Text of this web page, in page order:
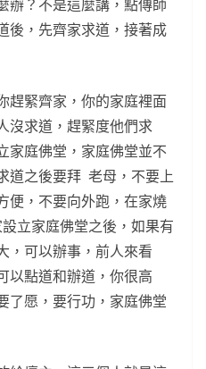
辦？不是這麼講，點傳師
後，先齊家求道，接著成
趕緊齊家，你的家庭裡面
沒求道，趕緊度他們求
家庭佛堂，家庭佛堂並不
道之後要拜 老母，不要上
便，不要向外跑，在家燒
立家庭佛堂之後，如果有
，可以辦事，前人來看
以點道和辦道，你很高
了愿，要行功，家庭佛堂